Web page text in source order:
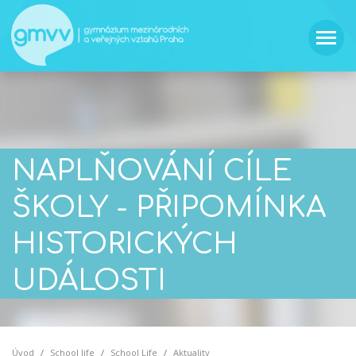
NAPLŇOVÁNÍ CÍLE
ŠKOLY - PŘIPOMÍNKA
HISTORICKÝCH
UDÁLOSTI
Úvod School life School Life
Aktuality